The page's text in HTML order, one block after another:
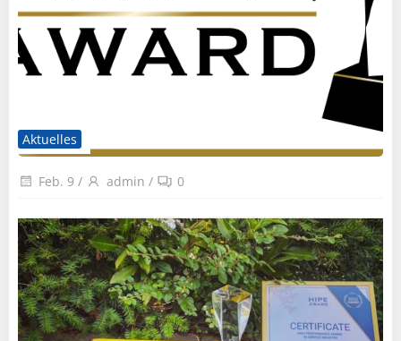
Aktuelles
Feb. 9 / admin / 0